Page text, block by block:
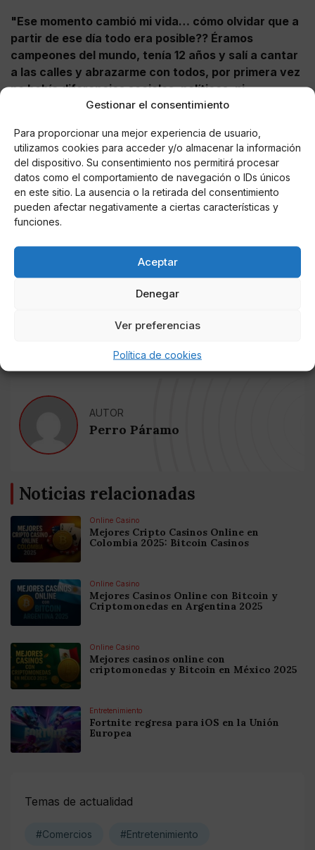
Gestionar el consentimiento
Para proporcionar una mejor experiencia de usuario,
utilizamos cookies para acceder y/o almacenar la información
del dispositivo. Su consentimiento nos permitirá procesar
datos como el comportamiento de navegación o IDs únicos
en este sitio. La ausencia o la retirada del consentimiento
pueden afectar negativamente a ciertas características y
funciones.
Aceptar
Denegar
Ver preferencias
Política de cookies
"Ese momento cambió mi vida… cómo olvidar que a
partir de ese día todo era posible?? Éramos
campeones del mundo, tenía 12 años y salí a cantar
a las calles y abrazarme con todos, por primera vez
no había diferencias sociales, políticas, ni
religiosas… solo alegría y felicidad!! Gracias x tanto
futbol pampero.
¿Cuándo debuta Cruz Azul en el apertura 2022?
Cruz Azul comienza su participación en el torneo de
la Liga MX visitando a Tigres.?
Jornada 1 del Apertura 2022
Sábado 2 de julio
AUTOR
Perro Páramo
Noticias relacionadas
Online Casino
Mejores Cripto Casinos Online en
Colombia 2025: Bitcoin Casinos
Online Casino
Mejores Casinos Online con Bitcoin y
Criptomonedas en Argentina 2025
Online Casino
Mejores casinos online con
criptomonedas y Bitcoin en México 2025
Entretenimiento
Fortnite regresa para iOS en la Unión
Europea
Temas de actualidad
#Comercios #Entretenimiento